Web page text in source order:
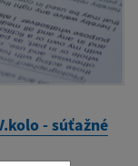
- súťažné